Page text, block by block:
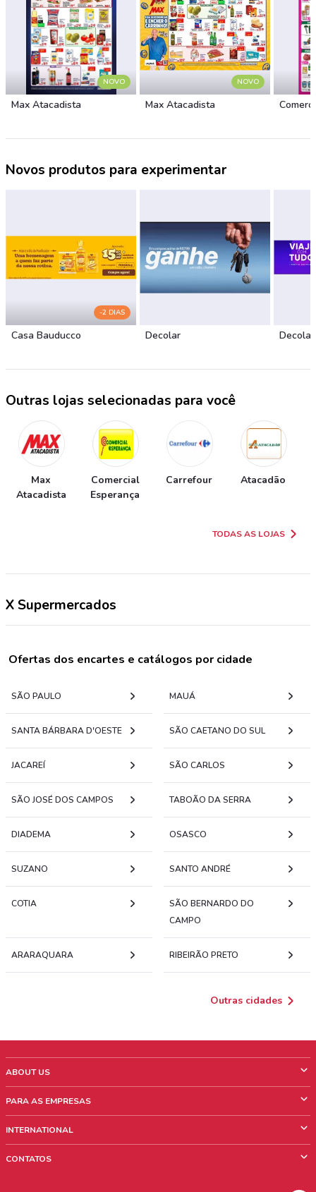
NOVO
Max Atacadista
NOVO
Max Atacadista
Novos produtos para experimentar
-2 DIAS
Casa Bauducco Decolar Decolar
Outras lojas selecionadas para você
Max
Atacadista
Comercial
Esperança
Carrefour Atacadão
TODAS AS LOJAS
X Supermercados
Ofertas dos encartes e catálogos por cidade
SÃO PAULO MAUÁ
SANTA BÁRBARA D'OESTE SÃO CAETANO DO SUL
JACAREÍ SÃO CARLOS
SÃO JOSÉ DOS CAMPOS TABOÃO DA SERRA
DIADEMA OSASCO
SUZANO SANTO ANDRÉ
COTIA
SÃO BERNARDO DO
CAMPO
ARARAQUARA RIBEIRÃO PRETO
Outras cidades
ABOUT US
Quem Somos
Trabalhe conosco
PARA AS EMPRESAS
Informações comerciais
INTERNATIONAL
CONTATOS